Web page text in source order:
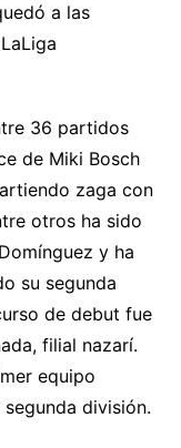
a las
36 partidos
de Miki Bosch
zaga con
otros ha sido
y ha
su segunda
de debut fue
filial nazarí.
equipo
división.